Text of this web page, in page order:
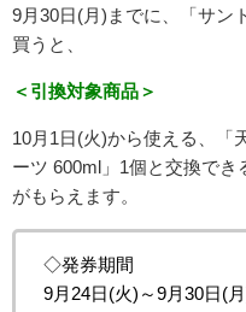
9月30日(月)までに、「 サン
買うと、
＜引換対象商品＞
10月1日(火)から使える、「
ーツ 600ml 」 1個と交換でき
がもらえます。
◇発券期間
9月24日(火)～9月30日(